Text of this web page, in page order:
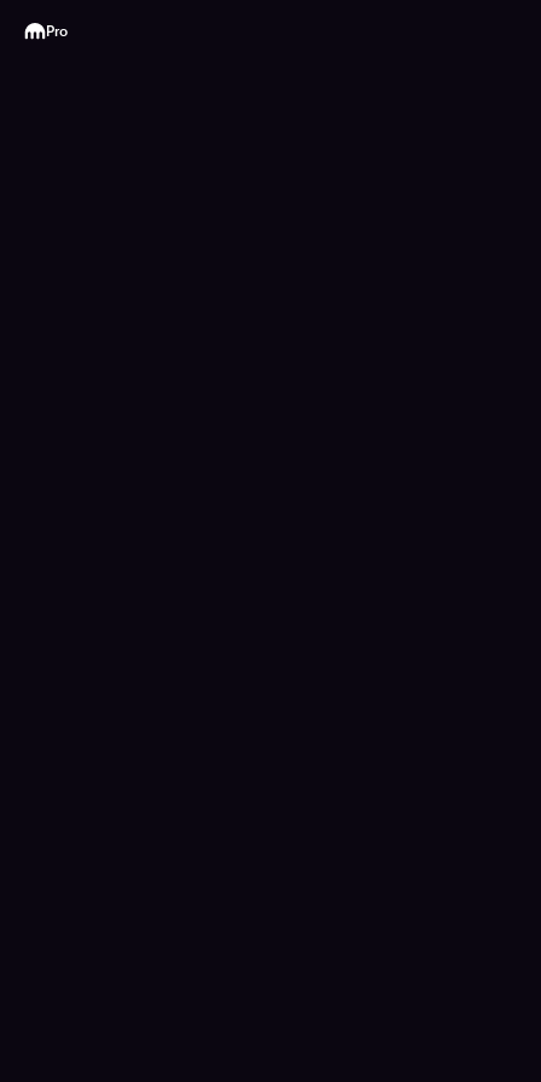
Kraken
Pro